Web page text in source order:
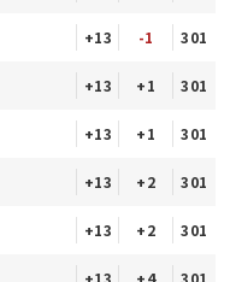
+13 -1 301
+13 +1 301
+13 +1 301
+13 +2 301
+13 +2 301
+13 +4 301